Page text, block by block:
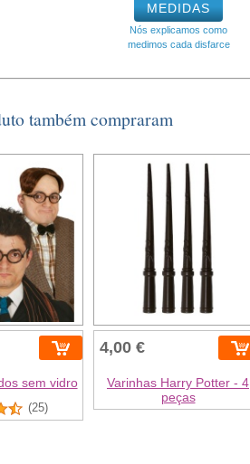
MEDIDAS
Nós explicamos como
medimos cada disfarce
também compraram
sem vidro
(25)
4,00 €
Varinhas Harry Potter - 4
peças